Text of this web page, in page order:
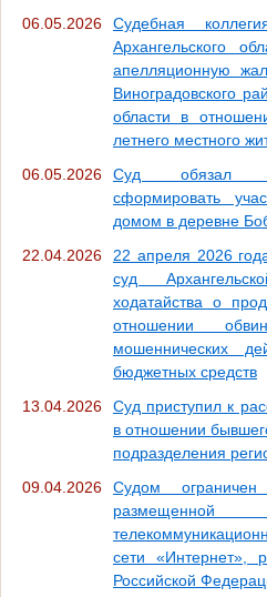
06.05.2026
Судебная
Архангельского
апелляционную
Виноградовского
области в
летнего местного
06.05.2026
Суд обязал
сформировать
домом в деревне
22.04.2026
22 апреля 2026
суд
ходатайства о
отношении
мошеннических
бюджетных средств
13.04.2026
Cуд приступил к
в отношении
подразделения
09.04.2026
Судом
сети «Интернет»,
Российской